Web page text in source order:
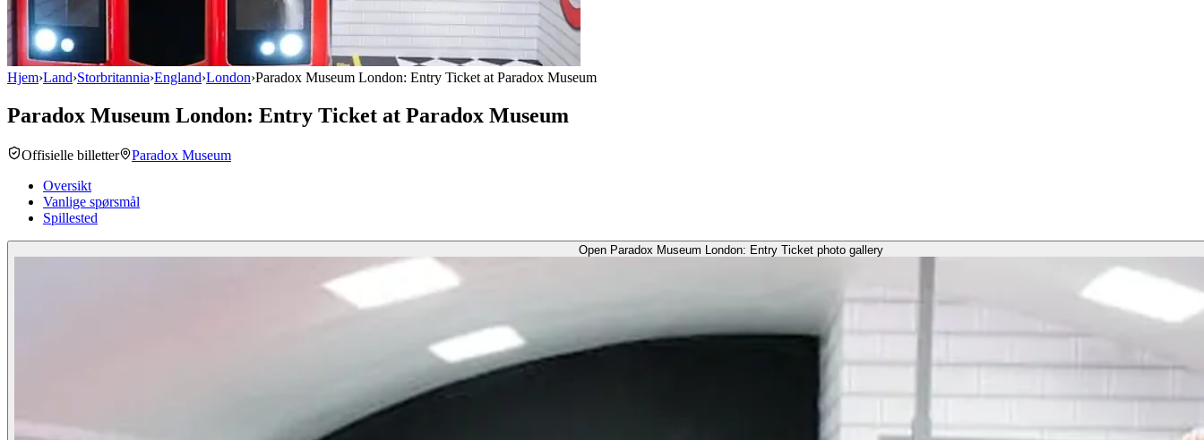
Hjem›Land›Storbritannia›England›London›Paradox Museum London: Entry Ticket at Paradox Museum
Paradox Museum London: Entry Ticket at Paradox Museum
Offisielle billetter
Paradox Museum
Oversikt
Vanlige spørsmål
Spillested
Open Paradox Museum London: Entry Ticket photo gallery